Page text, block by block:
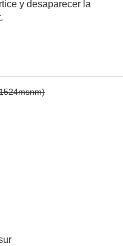
y desaparecer la